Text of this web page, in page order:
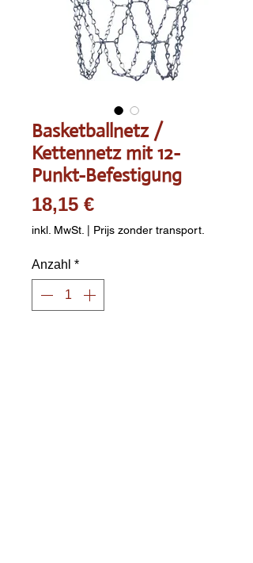
Basketballnetz /
Kettennetz mit 12-
Punkt-Befestigung
18,15 €Preis
inkl. MwSt. | Prijs zonder transport.
Anzahl *